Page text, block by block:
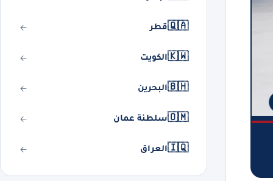
🇶🇦قطر
🇰🇼الكويت
🇧🇭البحرين
🇴🇲سلطنة عمان
🇮🇶العراق